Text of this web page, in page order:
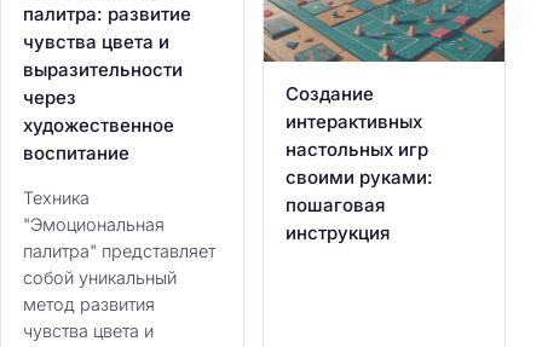
палитра: развитие
чувства цвета и
выразительности
через
художественное
воспитание
Техника
"Эмоциональная
палитра" представляет
собой уникальный
метод развития
чувства цвета и
Создание
интерактивных
настольных игр
своими руками:
пошаговая
инструкция